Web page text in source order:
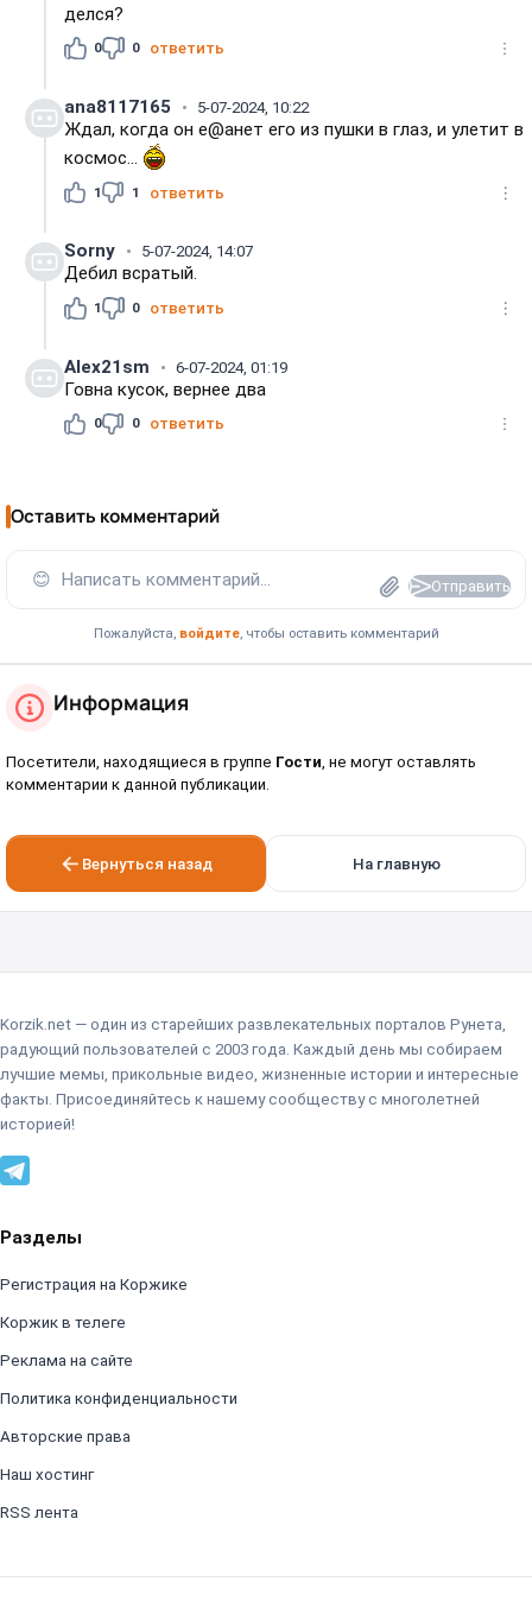
делся?
0 0 ответить
ana8117165 5-07-2024, 10:22
Ждал, когда он е@анет его из пушки в глаз, и улетит в
космос...
1 1 ответить
Sorny 5-07-2024, 14:07
Дебил всратый.
1 0 ответить
Alex21sm 6-07-2024, 01:19
Говна кусок, вернее два
0 0 ответить
Оставить комментарий
😊 Написать комментарий... Отправить
Пожалуйста, войдите, чтобы оставить комментарий
Информация
Посетители, находящиеся в группе Гости, не могут оставлять
комментарии к данной публикации.
Вернуться назад На главную
Korzik.net — один из старейших развлекательных порталов Рунета,
радующий пользователей с 2003 года. Каждый день мы собираем
лучшие мемы, прикольные видео, жизненные истории и интересные
факты. Присоединяйтесь к нашему сообществу с многолетней
историей!
Разделы
Регистрация на Коржике
Коржик в телеге
Реклама на сайте
Политика конфиденциальности
Авторские права
Наш хостинг
RSS лента